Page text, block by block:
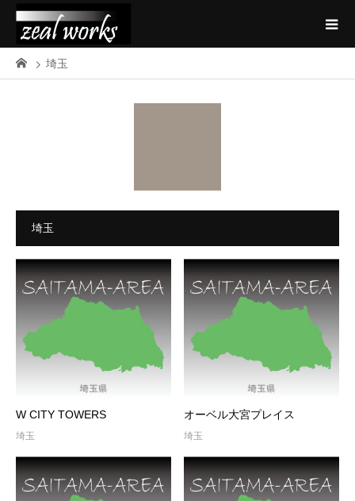
埼玉
埼玉
W CITY TOWERS
埼玉
オーベル大宮プレイス
埼玉